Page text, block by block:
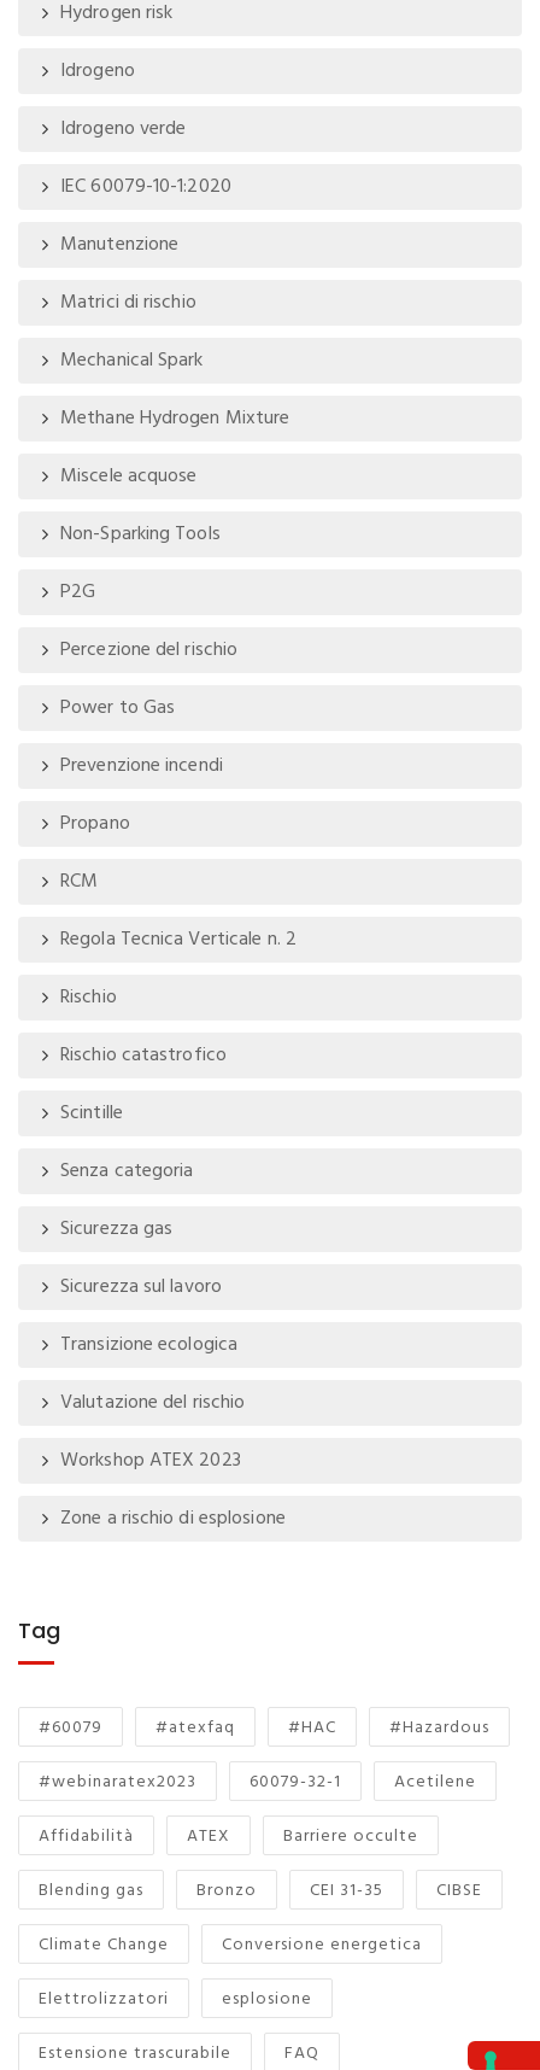
Hydrogen risk
Idrogeno
Idrogeno verde
IEC 60079-10-1:2020
Manutenzione
Matrici di rischio
Mechanical Spark
Methane Hydrogen Mixture
Miscele acquose
Non-Sparking Tools
P2G
Percezione del rischio
Power to Gas
Prevenzione incendi
Propano
RCM
Regola Tecnica Verticale n. 2
Rischio
Rischio catastrofico
Scintille
Senza categoria
Sicurezza gas
Sicurezza sul lavoro
Transizione ecologica
Valutazione del rischio
Workshop ATEX 2023
Zone a rischio di esplosione
Tag
#60079 #atexfaq #HAC
#Hazardous
#webinaratex2023
60079-32-1
Acetilene
Affidabilità
ATEX
Barriere occulte
Blending gas
Bronzo CEI 31-35
CIBSE
Climate Change
Conversione energetica
Elettrolizzatori
esplosione
Estensione trascurabile
FAQ